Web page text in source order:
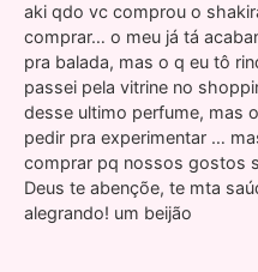
aki qdo vc comprou o
comprar… o meu já tá
pra balada, mas o q eu tô
passei pela vitrine no
desse ultimo perfume, mas
pedir pra experimentar …
comprar pq nossos gostos
Deus te abençõe, te mta
alegrando! um beijão